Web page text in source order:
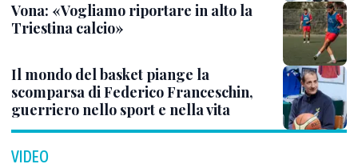
Vona: «Vogliamo riportare in alto la
Triestina calcio»
Il mondo del basket piange la
scomparsa di Federico Franceschin,
guerriero nello sport e nella vita
VIDEO